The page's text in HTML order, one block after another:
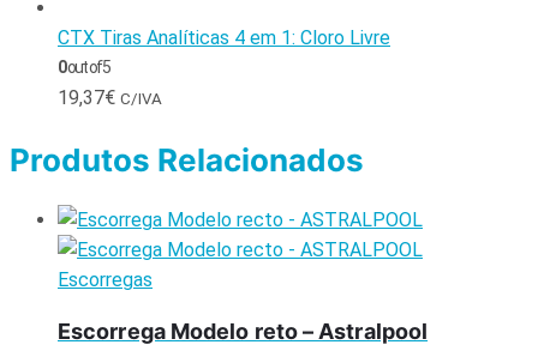
CTX Tiras Analíticas 4 em 1: Cloro Livre
0out of 5
19,37€ C/IVA
Produtos Relacionados
Escorregas
Escorrega Modelo reto – Astralpool